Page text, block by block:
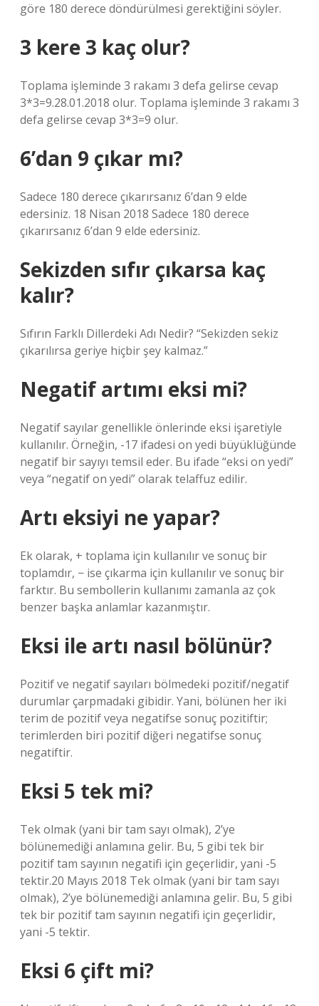
göre 180 derece döndürülmesi gerektiğini söyler.
3 kere 3 kaç olur?
Toplama işleminde 3 rakamı 3 defa gelirse cevap
3*3=9.28.01.2018 olur. Toplama işleminde 3 rakamı 3
defa gelirse cevap 3*3=9 olur.
6’dan 9 çıkar mı?
Sadece 180 derece çıkarırsanız 6’dan 9 elde
edersiniz. 18 Nisan 2018 Sadece 180 derece
çıkarırsanız 6’dan 9 elde edersiniz.
Sekizden sıfır çıkarsa kaç
kalır?
Sıfırın Farklı Dillerdeki Adı Nedir? “Sekizden sekiz
çıkarılırsa geriye hiçbir şey kalmaz.”
Negatif artımı eksi mi?
Negatif sayılar genellikle önlerinde eksi işaretiyle
kullanılır. Örneğin, -17 ifadesi on yedi büyüklüğünde
negatif bir sayıyı temsil eder. Bu ifade “eksi on yedi”
veya “negatif on yedi” olarak telaffuz edilir.
Artı eksiyi ne yapar?
Ek olarak, + toplama için kullanılır ve sonuç bir
toplamdır, − ise çıkarma için kullanılır ve sonuç bir
farktır. Bu sembollerin kullanımı zamanla az çok
benzer başka anlamlar kazanmıştır.
Eksi ile artı nasıl bölünür?
Pozitif ve negatif sayıları bölmedeki pozitif/negatif
durumlar çarpmadaki gibidir. Yani, bölünen her iki
terim de pozitif veya negatifse sonuç pozitiftir;
terimlerden biri pozitif diğeri negatifse sonuç
negatiftir.
Eksi 5 tek mi?
Tek olmak (yani bir tam sayı olmak), 2’ye
bölünemediği anlamına gelir. Bu, 5 gibi tek bir
pozitif tam sayının negatifi için geçerlidir, yani -5
tektir.20 Mayıs 2018 Tek olmak (yani bir tam sayı
olmak), 2’ye bölünemediği anlamına gelir. Bu, 5 gibi
tek bir pozitif tam sayının negatifi için geçerlidir,
yani -5 tektir.
Eksi 6 çift mi?